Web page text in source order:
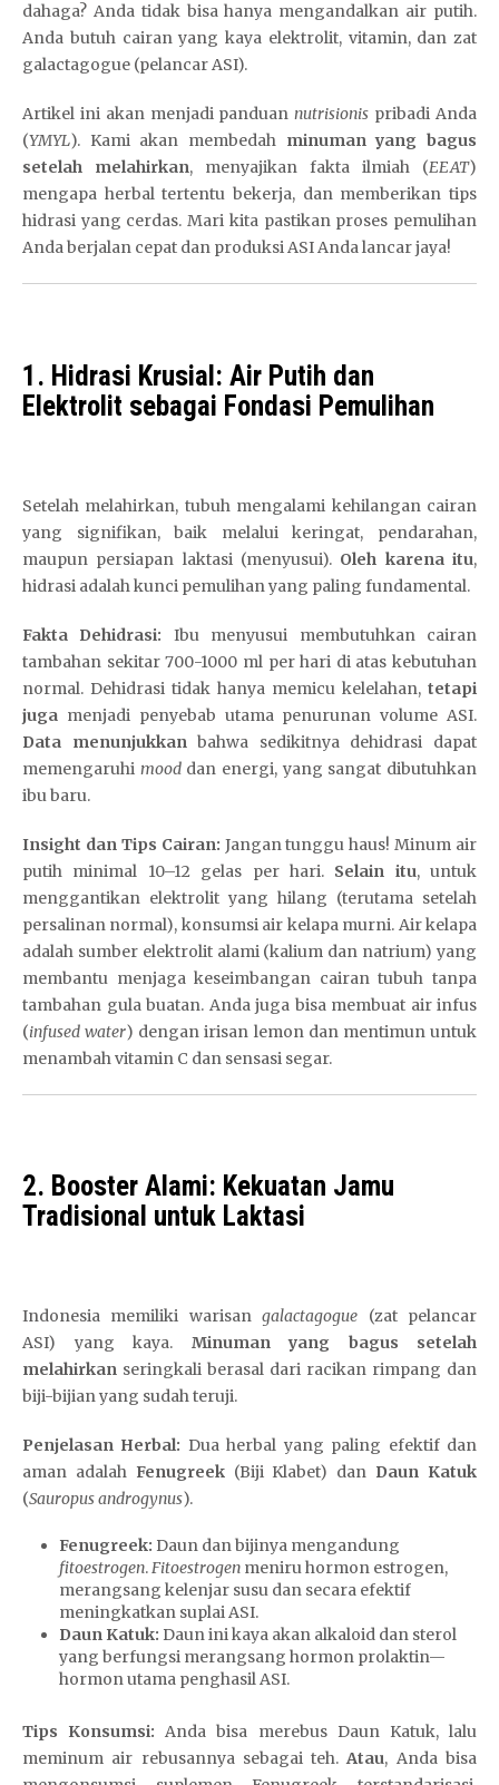
g
e
l
i
u
s
t
o
t
m
a
n
r
c
a
a
dahaga? Anda tidak bisa hanya mengandalkan air putih.
Anda butuh cairan yang kaya elektrolit, vitamin, dan zat
galactagogue (pelancar ASI).
Artikel ini akan menjadi panduannutrisionis pribadi Anda
(YMYL). Kami akan membedah minuman yang bagus
setelah melahirkan, menyajikan fakta ilmiah (EEAT)
mengapa herbal tertentu bekerja, dan memberikan tips
hidrasi yang cerdas. Mari kita pastikan proses pemulihan
Anda berjalan cepat dan produksi ASI Anda lancar jaya!
1. Hidrasi Krusial: Air Putih dan
Elektrolit sebagai Fondasi Pemulihan
Setelah melahirkan, tubuh mengalami kehilangan cairan
yang signifikan, baik melalui keringat, pendarahan,
maupun persiapan laktasi (menyusui). Oleh karena itu,
hidrasi adalah kunci pemulihan yang paling fundamental.
Fakta Dehidrasi: Ibu menyusui membutuhkan cairan
tambahan sekitar 700-1000 ml per hari di atas kebutuhan
normal. Dehidrasi tidak hanya memicu kelelahan, tetapi
juga menjadi penyebab utama penurunan volume ASI.
Data menunjukkan bahwa sedikitnya dehidrasi dapat
memengaruhi mooddan energi, yang sangat dibutuhkan
ibu baru.
Insight dan Tips Cairan: Jangan tunggu haus! Minum air
putih minimal 10–12 gelas per hari. Selain itu, untuk
menggantikan elektrolit yang hilang (terutama setelah
persalinan normal), konsumsi air kelapa murni. Air kelapa
adalah sumber elektrolit alami (kalium dan natrium) yang
membantu menjaga keseimbangan cairan tubuh tanpa
tambahan gula buatan. Anda juga bisa membuat air infus
(infused water) dengan irisan lemon dan mentimun untuk
menambah vitamin C dan sensasi segar.
2. Booster Alami: Kekuatan Jamu
Tradisional untuk Laktasi
Indonesia memiliki warisangalactagogue (zat pelancar
ASI) yang kaya. Minuman yang bagus setelah
melahirkan seringkali berasal dari racikan rimpang dan
biji-bijian yang sudah teruji.
Penjelasan Herbal: Dua herbal yang paling efektif dan
aman adalah Fenugreek(Biji Klabet) dan Daun Katuk
(Sauropus androgynus).
Fenugreek: Daun dan bijinya mengandung
fitoestrogen.Fitoestrogenmeniru hormon estrogen,
merangsang kelenjar susu dan secara efektif
meningkatkan suplai ASI.
Daun Katuk: Daun ini kaya akan alkaloid dan sterol
yang berfungsi merangsang hormon prolaktin—
hormon utama penghasil ASI.
Tips Konsumsi: Anda bisa merebus Daun Katuk, lalu
meminum air rebusannya sebagai teh.Atau, Anda bisa